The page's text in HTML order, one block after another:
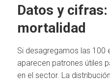
Datos y
mortalidad
Si desagregamos las 100
aparecen patrones útiles
en el sector. La